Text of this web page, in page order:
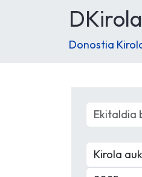
Donostia